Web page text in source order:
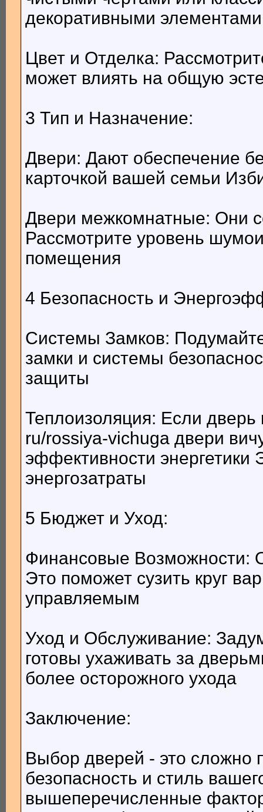
декоративными элементами
Цвет и Отделка:
может влиять на общую
3 Тип и Назначение:
Двери: Дают обеспечение
карточкой вашей семьи
Двери межкомнатные: Они
Рассмотрите уровень
помещения
4 Безопасность и
Системы Замков:
замки и системы
защиты
Теплоизоляция: Если
ru/rossiya-vichuga двери
эффективности
энергозатраты
5 Бюджет и Уход:
Финансовые Возможности:
Это поможет сузить круг
управляемым
Уход и Обслуживание:
готовы ухаживать за
более осторожного ухода
Заключение:
Выбор дверей - это сложно
безопасность и стиль
вышеперечисленные